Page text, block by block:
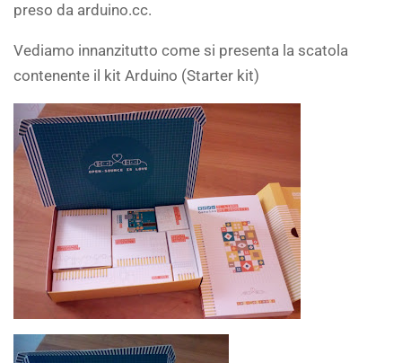
preso da arduino.cc.
Vediamo innanzitutto come si presenta la scatola
contenente il kit Arduino (Starter kit)